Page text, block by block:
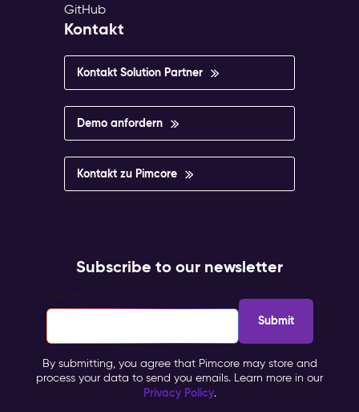
GitHub
Kontakt
Kontakt Solution Partner
Demo anfordern
Kontakt zu Pimcore
Subscribe to our newsletter
By submitting, you agree that Pimcore may store and
process your data to send you emails. Learn more in our
Privacy Policy.